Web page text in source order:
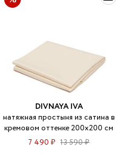
DIVNAYA IVA
натяжная простыня из сатина в
кремовом оттенке 200х200 см
7 490 ₽ 13 590 ₽